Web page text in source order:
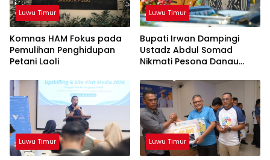
Luwu Timur
Komnas HAM Fokus pada
Pemulihan Penghidupan
Petani Laoli
Luwu Timur
Bupati Irwan Dampingi
Ustadz Abdul Somad
Nikmati Pesona Danau
Luwu Timur Luwu Timur